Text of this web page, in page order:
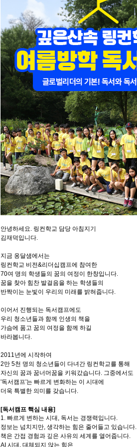
안녕하세요. 링컨학교 담당 아침지기
김재덕입니다.
지금 옹달샘에서는
링컨학교 비전&리더십캠프에 참여한
70여 명의 학생들의 꿈의 여정이 한창입니다.
꿈을 찾아 힘찬 발걸음을 하는 학생들의
반짝이는 눈빛이 우리의 미래를 밝혀줍니다.
이어서 진행되는 독서캠프에도
우리 청소년들과 함께 인생의 책을
가슴에 품고 꿈의 여정을 함께 하길
바라봅니다.
2011년에 시작하여
2만 5천 명의 청소년들이 다녀간 링컨학교를 통해
자신의 꿈과 꿈너머꿈을 키워갔습니다. 그중에서도
'독서캠프'는 빠르게 변화하는 이 시대에
더욱 특별한 의미를 갖습니다.
[독서캠프 핵심 내용]
1. 빠르게 변하는 시대, 독서는 경쟁력입니다.
정보는 넘치지만, 생각하는 힘은 줄어들고 있습니다.
책은 간접 경험과 깊은 사유의 세계를 열어줍니다.
AI 시대, 대체되지 않는 힘은